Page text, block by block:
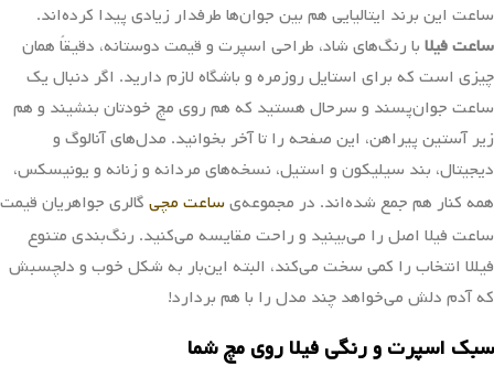
ساعت این برند ایتالیایی هم بین جوان‌ها طرفدار زیادی پیدا کرده‌اند.
ساعت فیلا با رنگ‌های شاد، طراحی اسپرت و قیمت دوستانه، دقیقاً همان
چیزی است که برای استایل روزمره و باشگاه لازم دارید. اگر دنبال یک
ساعت جوان‌پسند و سرحال هستید که هم روی مچ خودتان بنشیند و هم
زیر آستین پیراهن، این صفحه را تا آخر بخوانید. مدل‌های آنالوگ و
دیجیتال، بند سیلیکون و استیل، نسخه‌های مردانه و زنانه و یونیسکس،
همه کنار هم جمع شده‌اند. در مجموعه‌یساعت مچی گالری جواهریان قیمت
ساعت فیلا اصل را می‌بینید و راحت مقایسه می‌کنید. رنگ‌بندی متنوع
فیللا انتخاب را کمی سخت می‌کند، البته این‌بار به شکل خوب و دلچسبش
که آدم دلش می‌خواهد چند مدل را با هم بردارد!
سبک اسپرت و رنگی فیلا روی مچ شما